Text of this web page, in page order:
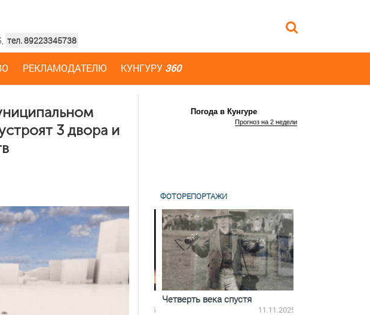
тел. 89223345738
РЕКЛАМОДАТЕЛЮ КУНГУРУ 360
3 двора и
Погода в Кунгуре
Прогноз на 2 недели
ФОТОРЕПОРТАЖИ
Четверть века спустя
11.11.2025